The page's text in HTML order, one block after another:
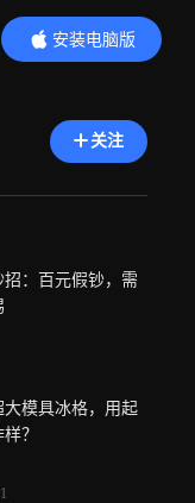
安装电脑版
内容更精彩
关注
招：百元假钞，需
大模具冰格，用起
？